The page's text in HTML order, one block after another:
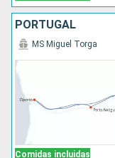
PORTUGAL
Comidas incluidas
MS Miguel Torga